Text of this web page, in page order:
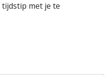
met je te